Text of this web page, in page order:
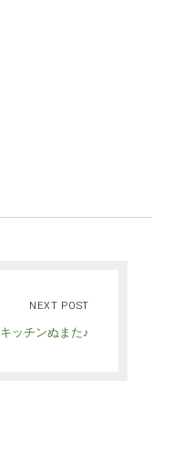
NEXT POST
キッチンぬまた♪